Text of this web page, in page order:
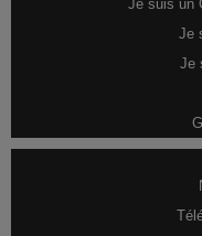
Je suis un
Je
Je